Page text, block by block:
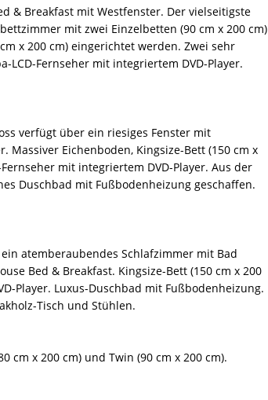
& Breakfast mit Westfenster. Der vielseitigste
mit zwei Einzelbetten (90 cm x 200 cm)
x 200 cm) eingerichtet werden. Zwei sehr
LCD-Fernseher mit integriertem DVD-Player.
verfügt über ein riesiges Fenster mit
Eichenboden, Kingsize-Bett (150 cm x
mit integriertem DVD-Player. Aus der
Duschbad mit Fußbodenheizung geschaffen.
atemberaubendes Schlafzimmer mit Bad
Bed & Breakfast. Kingsize-Bett (150 cm x 200
Player. Luxus-Duschbad mit Fußbodenheizung.
Tisch und Stühlen.
cm x 200 cm) und Twin (90 cm x 200 cm).